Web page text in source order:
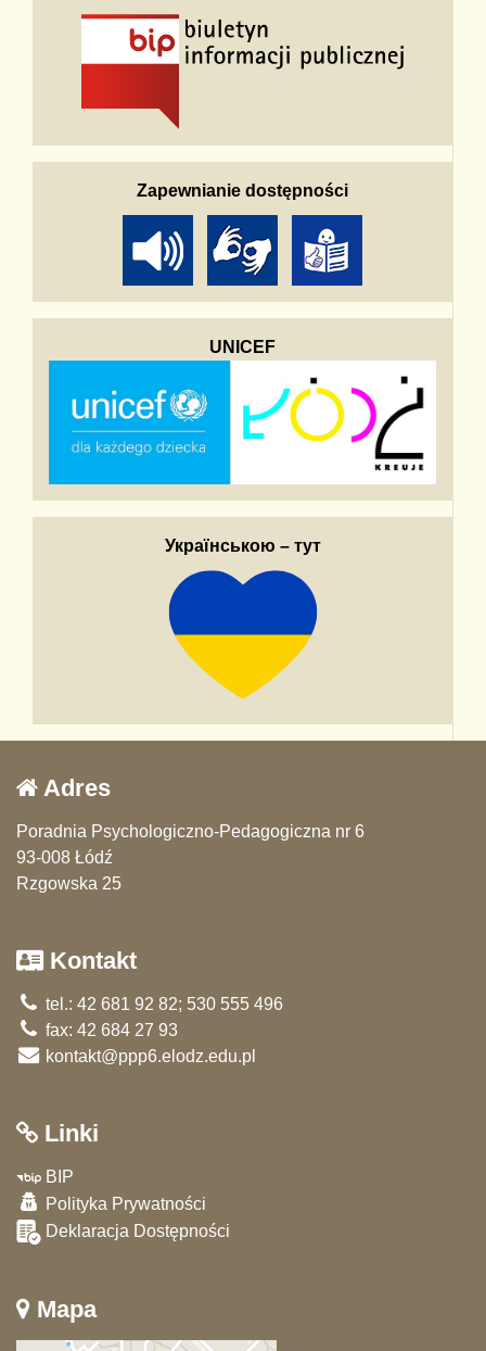
Zapewnianie dostępności
UNICEF
Українською – тут
Adres
Poradnia Psychologiczno-Pedagogiczna nr 6
93-008 Łódź
Rzgowska 25
Kontakt
tel.: 42 681 92 82; 530 555 496
fax: 42 684 27 93
kontakt@ppp6.elodz.edu.pl
Linki
BIP
Polityka Prywatności
Deklaracja Dostępności
Mapa